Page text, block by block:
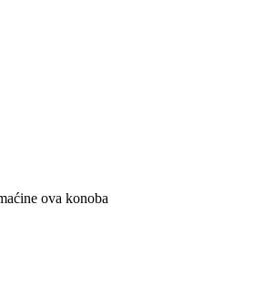
ova konoba